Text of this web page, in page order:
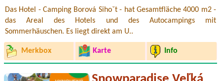
Das Hotel - Camping Borová Sihoˇt - hat Gesamtfläche 4000 m2 -
das Areal des Hotels und des Autocampings mit
Sommerhäuschen. Es liegt direkt am U..
Merkbox Karte Info